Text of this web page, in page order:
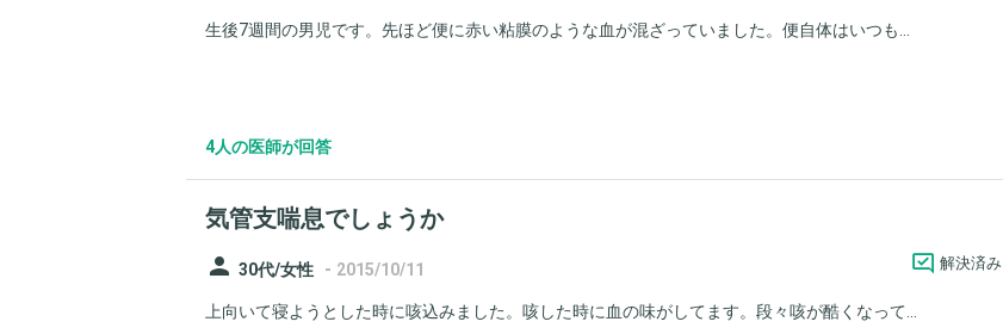
生後7週間の男児です。先ほど便に赤い粘膜のような血が混ざっていました。便自体はいつも...
4人の医師が回答
気管支喘息でしょうか
person 30代/女性 - 2015/10/11 解決済み
上向いて寝ようとした時に咳込みました。咳した時に血の味がしてます。段々咳が酷くなって...